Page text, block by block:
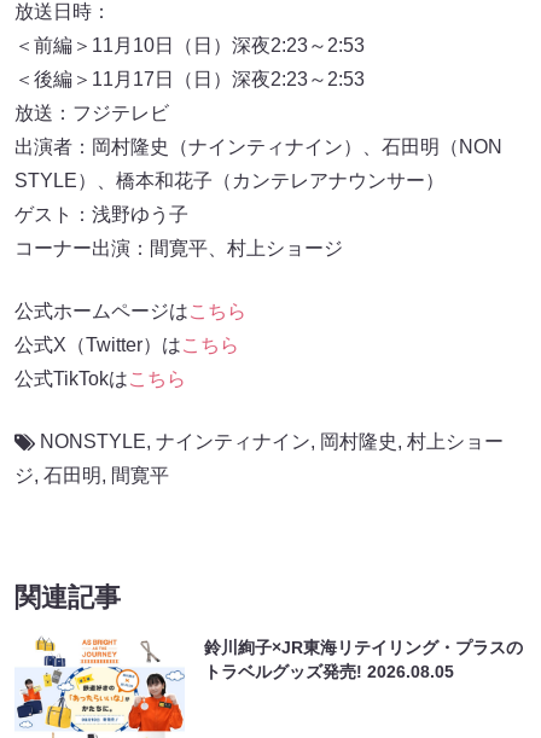
放送日時：
＜前編＞11月10日（日）深夜2:23～2:53
＜後編＞11月17日（日）深夜2:23～2:53
放送：フジテレビ
出演者：岡村隆史（ナインティナイン）、石田明（NON
STYLE）、橋本和花子（カンテレアナウンサー）
ゲスト：浅野ゆう子
コーナー出演：間寛平、村上ショージ
公式ホームページはこちら
公式X（Twitter）はこちら
公式TikTokはこちら
NONSTYLE, ナインティナイン, 岡村隆史, 村上ショー
ジ, 石田明, 間寛平
関連記事
鈴川絢子×JR東海リテイリング・プラスの
トラベルグッズ発売!2026.08.05